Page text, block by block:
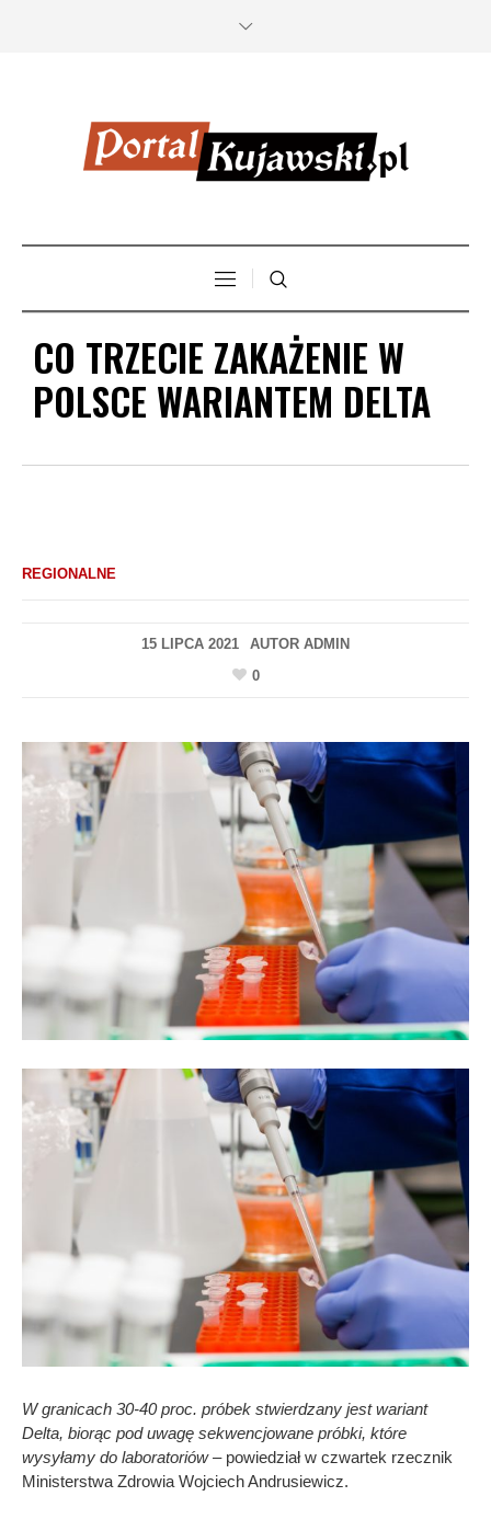
CO TRZECIE ZAKAŻENIE W
POLSCE WARIANTEM DELTA
REGIONALNE
15 LIPCA 2021 AUTOR ADMIN
0
W granicach 30-40 proc. próbek stwierdzany jest wariant
Delta, biorąc pod uwagę sekwencjowane próbki, które
wysyłamy do laboratoriów– powiedział w czwartek rzecznik
Ministerstwa Zdrowia Wojciech Andrusiewicz.